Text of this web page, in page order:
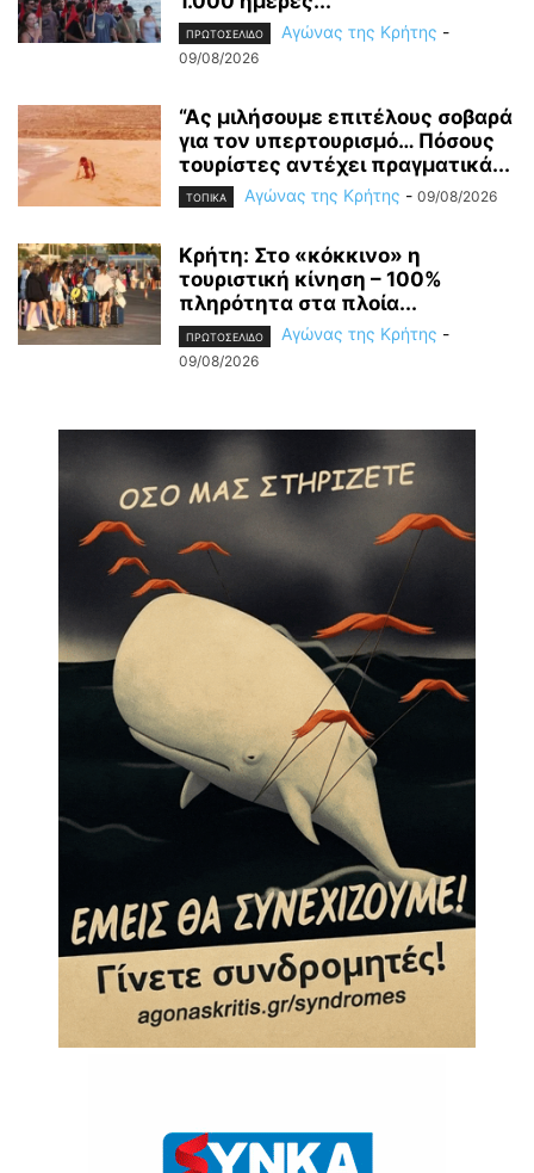
ΠΡΩΤΟΣΕΛΙΔΟ Αγώνας της Κρήτης -
09/08/2026
“Ας μιλήσουμε επιτέλους σοβαρά
για τον υπερτουρισμό… Πόσους
τουρίστες αντέχει πραγματικά...
ΤΟΠΙΚΑ Αγώνας της Κρήτης - 09/08/2026
Κρήτη: Στο «κόκκινο» η
τουριστική κίνηση – 100%
πληρότητα στα πλοία...
ΠΡΩΤΟΣΕΛΙΔΟ Αγώνας της Κρήτης -
09/08/2026